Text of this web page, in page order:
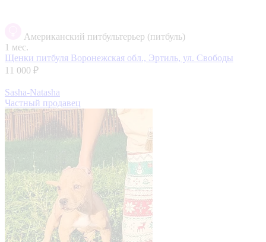
Американский питбультерьер (питбуль)
1 мес.
Щенки питбуля Воронежская обл., Эртиль, ул. Свободы
11 000 ₽
Sasha-Natasha
Частный продавец